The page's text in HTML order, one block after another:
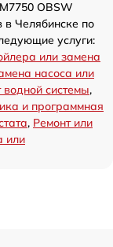
OBSW
Челябинске по
услуги:
или замена
насоса или
системы,
и программная
, Ремонт или
или